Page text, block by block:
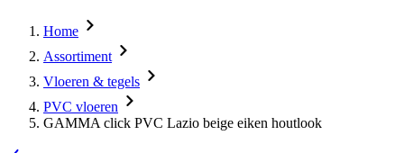
Home
Assortiment
Vloeren & tegels
PVC vloeren
GAMMA click PVC Lazio beige eiken houtlook